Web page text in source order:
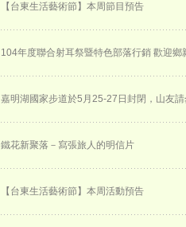
【台東生活藝術節】本周節目預告
104年度聯合射耳祭暨特色部落行銷 歡迎鄉
嘉明湖國家步道於5月25-27日封閉，山友
鐵花新聚落－寫張旅人的明信片
【台東生活藝術節】本周活動預告